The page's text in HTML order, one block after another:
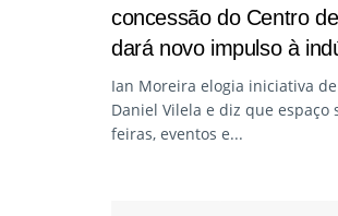
concessão do Centro
dará novo impulso à
Ian Moreira elogia iniciativa
Daniel Vilela e diz que espaço
feiras, eventos e...